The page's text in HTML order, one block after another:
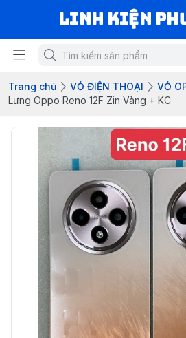
LINH KIỆN
Trang chủ VỎ ĐIỆN THOẠI
VỎ
Lưng Oppo Reno 12F Zin Vàng + KC